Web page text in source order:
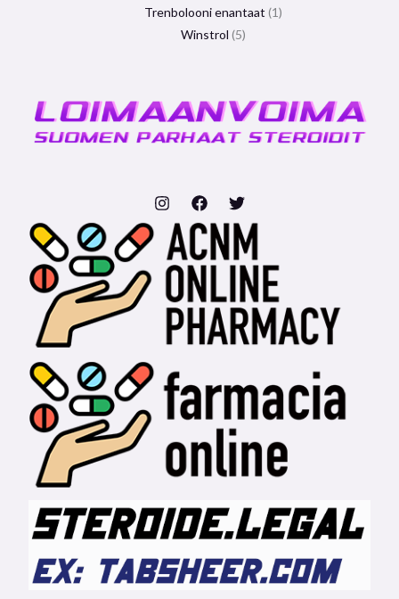
Trenbolooni enantaat 1
Winstrol 5